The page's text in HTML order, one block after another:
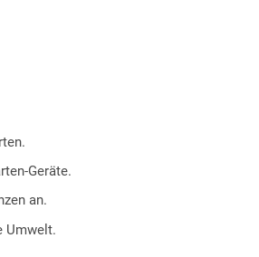
Geräte.
an.
Umwelt.